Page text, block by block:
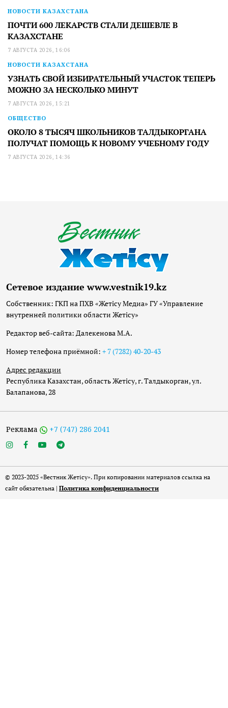
НОВОСТИ КАЗАХСТАНА
ПОЧТИ 600 ЛЕКАРСТВ СТАЛИ ДЕШЕВЛЕ В
КАЗАХСТАНЕ
7 АВГУСТА 2026, 16:06
НОВОСТИ КАЗАХСТАНА
УЗНАТЬ СВОЙ ИЗБИРАТЕЛЬНЫЙ УЧАСТОК ТЕПЕРЬ
МОЖНО ЗА НЕСКОЛЬКО МИНУТ
7 АВГУСТА 2026, 15:21
ОБЩЕСТВО
ОКОЛО 8 ТЫСЯЧ ШКОЛЬНИКОВ ТАЛДЫКОРГАНА
ПОЛУЧАТ ПОМОЩЬ К НОВОМУ УЧЕБНОМУ ГОДУ
7 АВГУСТА 2026, 14:36
Сетевое издание www.vestnik19.kz
Собственник: ГКП на ПХВ «Жетісу Медиа» ГУ «Управление
внутренней политики области Жетісу»
Редактор веб-сайта: Далекенова М.А.
Номер телефона приёмной: + 7 (7282) 40-20-43
Адрес редакции
Республика Казахстан, область Жетісу, г. Талдыкорган, ул.
Балапанова, 28
Реклама +7 (747) 286 2041
© 2023-2025 «Вестник Жетісу». При копировании материалов ссылка на
сайт обязательна | Политика конфиденциальности